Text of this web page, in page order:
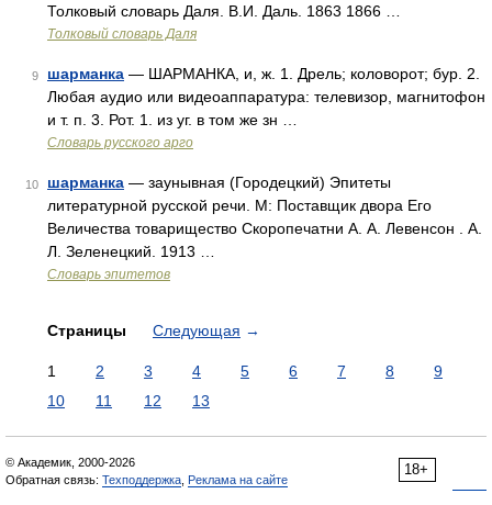
Толковый словарь Даля. В.И. Даль. 1863 1866 …
Толковый словарь Даля
9 шарманка — ШАРМАНКА, и, ж. 1. Дрель; коловорот; бур. 2.
Любая аудио или видеоаппаратура: телевизор, магнитофон
и т. п. 3. Рот. 1. из уг. в том же зн …
Словарь русского арго
10 шарманка — заунывная (Городецкий) Эпитеты
литературной русской речи. М: Поставщик двора Его
Величества товарищество Скоропечатни А. А. Левенсон . А.
Л. Зеленецкий. 1913 …
Словарь эпитетов
Страницы Следующая →
1 2 3 4 5 6 7 8
9
10
11 12 13
18+
© Академик, 2000-2026
Обратная связь: Техподдержка Реклама на сайте